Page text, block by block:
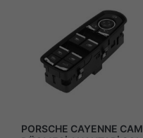
PORSCHE CAYENNE CAM